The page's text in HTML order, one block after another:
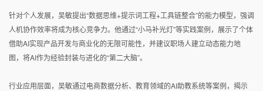
针对个人发展，吴敏提出“数据思维+提示词工程+工具链整合”的能力模型，强调
人机协作效率将成为核心竞争力。他通过“小马补光灯”等实践案例，展示了个体
借助AI实现产品开发与商业化的无限可能性，并建议职场人建立动态能力地
图，将AI作为经验封装与进化的“第二大脑”。
行业应用层面，吴敏通过电商数据分析、教育领域的AI助教系统等案例，揭示